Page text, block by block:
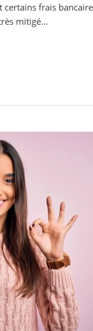
frais
mitigé...